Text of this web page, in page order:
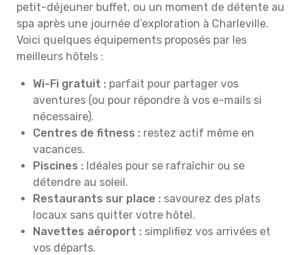
petit-déjeuner buffet, ou un moment de détente au
spa après une journée d’exploration à Charleville.
Voici quelques équipements proposés par les
meilleurs hôtels :
Wi-Fi gratuit : parfait pour partager vos
aventures (ou pour répondre à vos e-mails si
nécessaire).
Centres de fitness : restez actif même en
vacances.
Piscines : Idéales pour se rafraîchir ou se
détendre au soleil.
Restaurants sur place : savourez des plats
locaux sans quitter votre hôtel.
Navettes aéroport : simplifiez vos arrivées et
vos départs.